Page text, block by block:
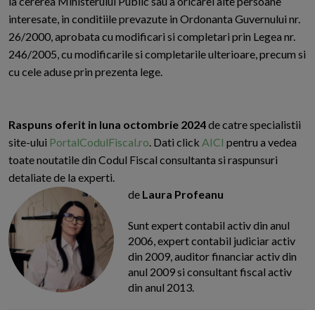
interesate, in conditiile prevazute in Ordonanta Guvernului nr.
26/2000, aprobata cu modificari si completari prin Legea nr.
246/2005, cu modificarile si completarile ulterioare, precum si
cu cele aduse prin prezenta lege.
Raspuns oferit in luna octombrie 2024de catre specialistii
site-ului PortalCodulFiscal.ro. Dati click AICI pentru a vedea
toate noutatile din Codul Fiscal consultanta si raspunsuri
detaliate de la experti.
de Laura Profeanu
Sunt expert contabil activ din anul
2006, expert contabil judiciar activ
din 2009, auditor financiar activ din
anul 2009 si consultant fiscal activ
din anul 2013.